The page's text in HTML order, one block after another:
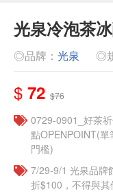
光泉冷泡茶
◎品牌： 光泉 ◎
$ 72 $76
​​0729-0901_好茶
點OPENPOINT(
門檻)
7/29-9/1 光泉品牌
折$100，不得與